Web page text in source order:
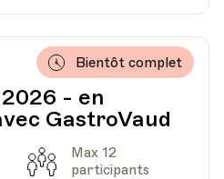
- en
GastroVaud
Bientôt complet
Capacité
Max 12
participants